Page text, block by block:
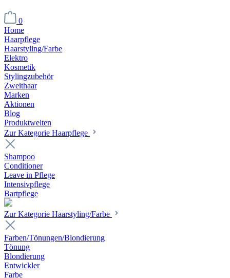
0
Home
Haarpflege
Haarstyling/Farbe
Elektro
Kosmetik
Stylingzubehör
Zweithaar
Marken
Aktionen
Blog
Produktwelten
Zur Kategorie Haarpflege
Shampoo
Conditioner
Leave in Pflege
Intensivpflege
Bartpflege
Zur Kategorie Haarstyling/Farbe
Farben/Tönungen/Blondierung
Tönung
Blondierung
Entwickler
Farbe